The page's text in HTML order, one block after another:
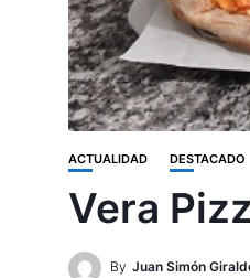
ACTUALIDAD DESTACADO
Vera
By Juan Simón